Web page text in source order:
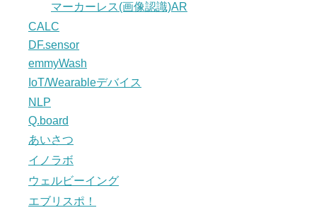
マーカーレス(画像認識)AR
CALC
DF.sensor
emmyWash
IoT/Wearableデバイス
NLP
Q.board
あいさつ
イノラボ
ウェルビーイング
エブリスポ！